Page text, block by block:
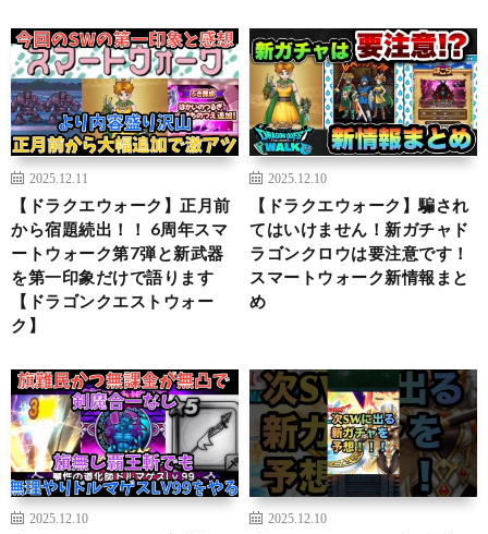
2025.12.11
【ドラクエウォーク】正月前
から宿題続出！！ 6周年スマ
ートウォーク第7弾と新武器
を第一印象だけで語ります
【ドラゴンクエストウォー
ク】
2025.12.10
【ドラクエウォーク】騙され
てはいけません！新ガチャド
ラゴンクロウは要注意です！
スマートウォーク新情報まと
め
2025.12.10 2025.12.10